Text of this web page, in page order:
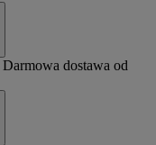
Darmowa dostawa od